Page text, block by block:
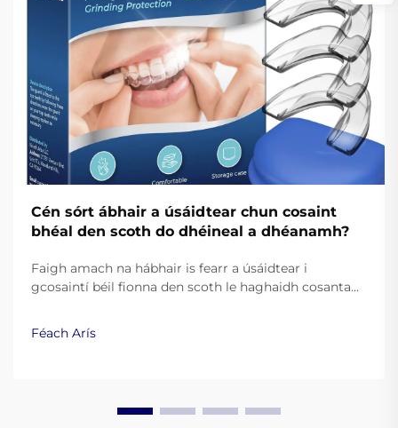
Cén sórt ábhair a úsáidtear chun cosaint
bhéal den scoth do dhéineal a dhéanamh?
Faigh amach na hábhair is fearr a úsáidtear i
gcosaintí béil fionna den scoth le haghaidh cosanta
silicín ceannais, EVA, agus teasphlastaicí an
fheidhmíocht. Léigh níos mó.
Féach Arís